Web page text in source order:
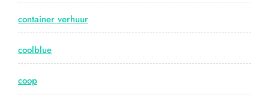
container verhuur
coolblue
coop